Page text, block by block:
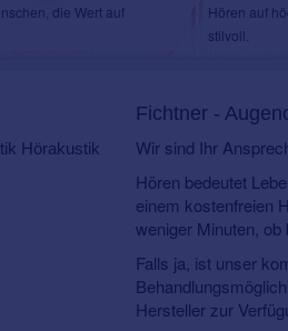
die Wert auf
Hören auf
stilvoll.
Hörakustik
Fichtner -
Wir sind Ihr
Hören bedeutet
einem kostenfreien
weniger Minuten, ob
Falls ja, ist unser
Hersteller zur